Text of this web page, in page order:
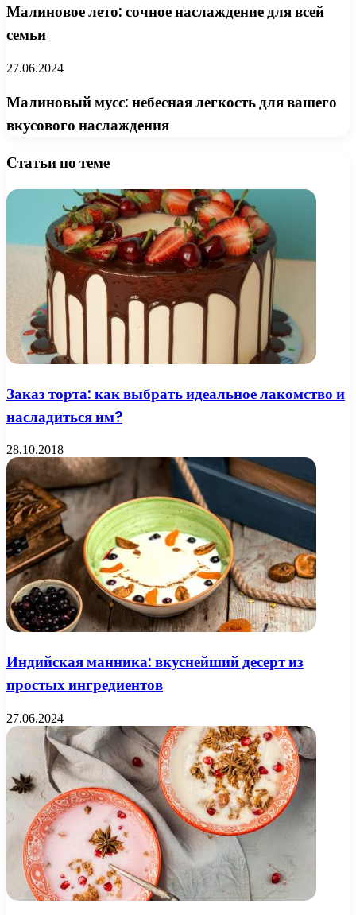
Малиновое лето: сочное наслаждение для всей
семьи
27.06.2024
Малиновый мусс: небесная легкость для вашего
вкусового наслаждения
Статьи по теме
Заказ торта: как выбрать идеальное лакомство и
насладиться им?
28.10.2018
Индийская манника: вкуснейший десерт из
простых ингредиентов
27.06.2024